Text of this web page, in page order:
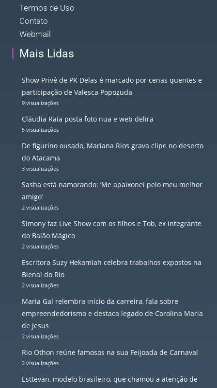
Termos de Uso
Contato
Webmail
Mais Lidas
Show Privê de PK Delas é marcado por cenas quentes e
participação de Valesca Popozuda
9 visualizações
Cláudia Raia posta foto nua e web delira
5 visualizações
De figurino ousado, Mariana Rios grava clipe no deserto
do Atacama
3 visualizações
Sasha está namorando: ‘Me apaixonei pelo meu melhor
amigo’
2 visualizações
Simony faz Live Show com os filhos e Tob, ex integrante
do Balão Mágico
2 visualizações
Escritora Suzy Hekamiah celebra trabalhos expostos na
Bienal do Rio
2 visualizações
Maria Gal relembra início da carreira, fala sobre
empreendedorismo e destaca legado de Carolina Maria
de Jesus
2 visualizações
Rio Othon reúne famosos na sua Feijoada de Carnaval
2 visualizações
Esttevan, modelo brasileiro, que chamou a atenção de